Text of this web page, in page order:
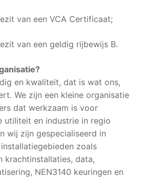
van een VCA Certificaat;
van een geldig rijbewijs B.
en kwaliteit, dat is wat ons,
We zijn een kleine organisatie
dat werkzaam is voor
utiliteit en industrie in regio
wij zijn gespecialiseerd in
zoals
krachtinstallaties, data,
NEN3140 keuringen en